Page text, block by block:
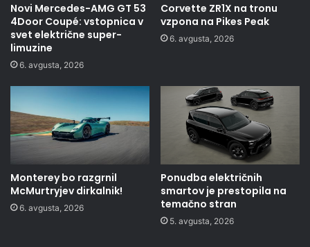
Novi Mercedes-AMG GT 53
4Door Coupé: vstopnica v
svet električne super-
limuzine
6. avgusta, 2026
Corvette ZR1X na tronu
vzpona na Pikes Peak
6. avgusta, 2026
Monterey bo razgrnil
McMurtryjev dirkalnik!
6. avgusta, 2026
Ponudba električnih
smartov je prestopila na
temačno stran
5. avgusta, 2026